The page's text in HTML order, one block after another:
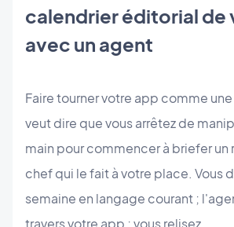
calendrier éditorial de
avec un agent
Faire tourner votre app comme
veut dire que vous arrêtez de
main pour commencer à briefer un
chef qui le fait à votre place. Vous
semaine en langage courant ;